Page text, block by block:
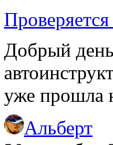
Добрый
уже прошла
Альберт